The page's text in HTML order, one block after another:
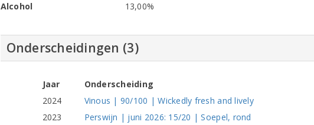
Alcohol
13,00%
Onderscheidingen (3)
Jaar
Onderscheiding
2024
Vinous | 90/100 | Wickedly fresh and lively
2023
Perswijn | juni 2026: 15/20 | Soepel, rond